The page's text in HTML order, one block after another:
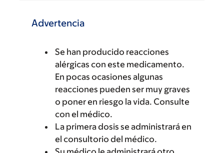
Advertencia
Se han producido reacciones
alérgicas con este medicamento.
En pocas ocasiones algunas
reacciones pueden ser muy graves
o poner en riesgo la vida. Consulte
con el médico.
La primera dosis se administrará en
el consultorio del médico.